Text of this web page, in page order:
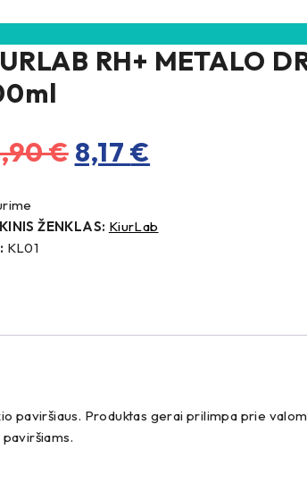
RH+ METALO
€ Original
was:
8,17€
is:
ŽENKLAS: KiurLab
KL01
paviršiaus. Produktas gerai prilimpa prie